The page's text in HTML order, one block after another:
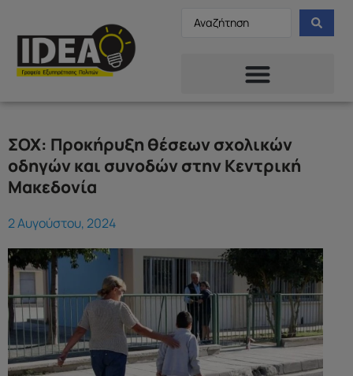
ΣΟΧ: Προκήρυξη θέσεων σχολικών
οδηγών και συνοδών στην Κεντρική
Μακεδονία
2 Αυγούστου, 2024